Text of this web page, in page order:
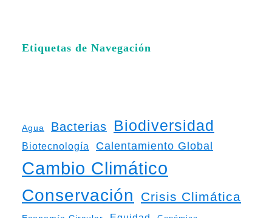
Etiquetas de Navegación
Agua Bacterias Biodiversidad
Biotecnología Calentamiento Global
Cambio Climático
Conservación Crisis Climática